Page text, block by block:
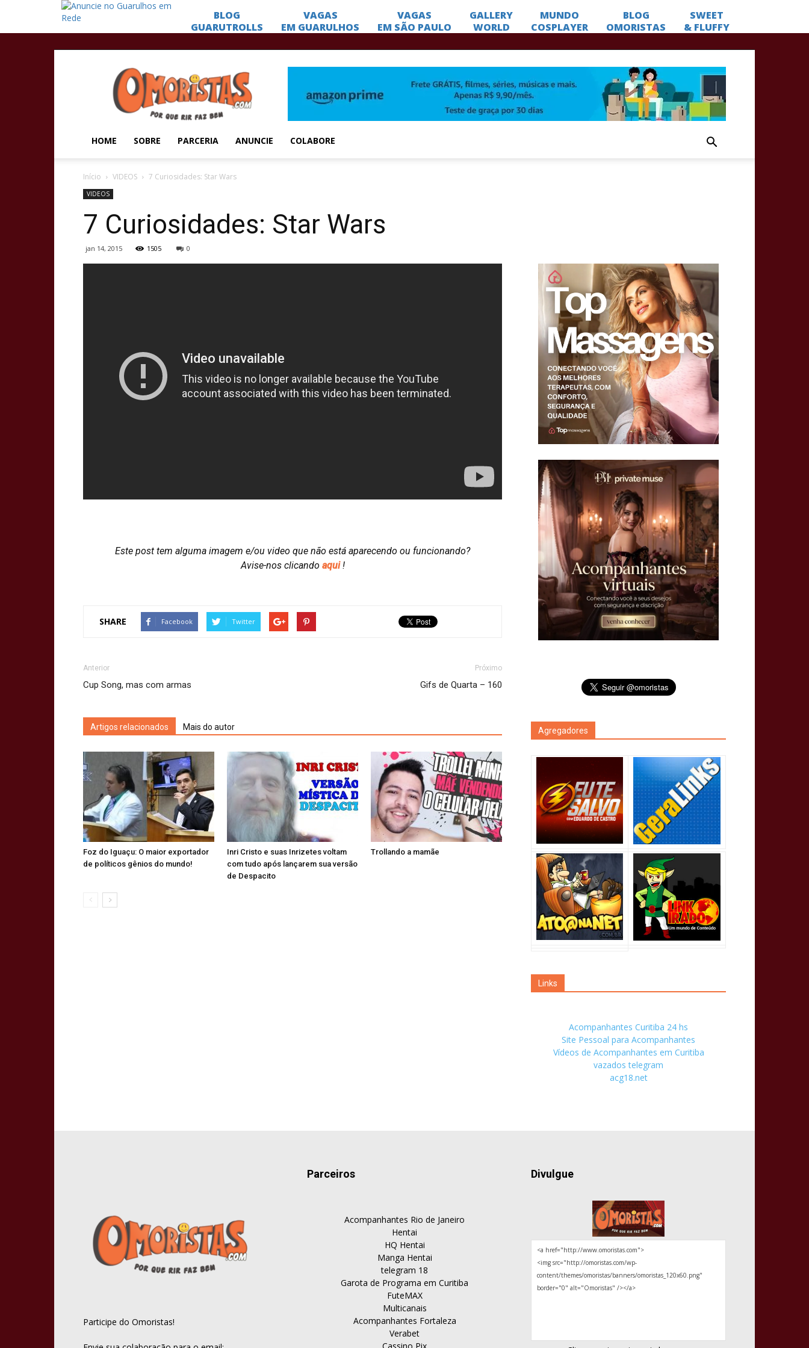
Omoristas
HOME SOBRE PARCERIA ANUNCIE COLABORE
Início VIDEOS 7 Curiosidades: Star Wars
VIDEOS
7 Curiosidades: Star Wars
jan 14, 2015 1505 0
Este post tem alguma imagem e/ou video que não está aparecendo ou funcionando?
Avise-nos clicando aqui !
SHARE Facebook Twitter
Anterior
Cup Song, mas com armas
Próximo
Gifs de Quarta – 160
Artigos relacionados Mais do autor
Foz do Iguaçu: O maior exportador
de políticos gênios do mundo!
Inri Cristo e suas Inrizetes voltam
com tudo após lançarem sua versão
de Despacito
Trollando a mamãe
Agregadores
Links
Acompanhantes Curitiba 24 hs
Site Pessoal para Acompanhantes
Vídeos de Acompanhantes em Curitiba
vazados telegram
acg18.net
Participe do Omoristas!
Parceiros
Acompanhantes Rio de Janeiro
Hentai
HQ Hentai
Manga Hentai
telegram 18
Garota de Programa em Curitiba
FuteMAX
Multicanais
Acompanhantes Fortaleza
Verabet
Divulgue